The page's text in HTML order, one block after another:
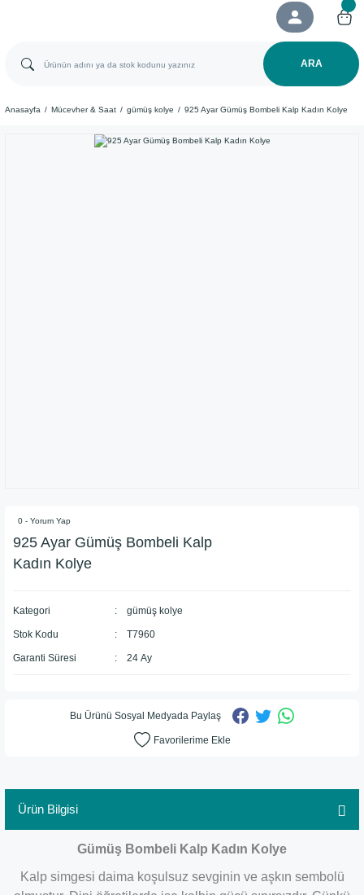
ARA
Anasayfa Mücevher & Saat gümüş kolye 925 Ayar Gümüş Bombeli Kalp Kadın Kolye
0 - Yorum Yap
925 Ayar Gümüş Bombeli Kalp
Kadın Kolye
Kategori gümüş kolye
Stok Kodu T7960
Garanti Süresi 24 Ay
Bu Ürünü Sosyal Medyada Paylaş
Ürün Bilgisi
Gümüş Bombeli Kalp Kadın Kolye
Kalp simgesi daima koşulsuz sevginin ve aşkın sembolü